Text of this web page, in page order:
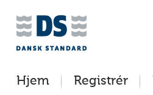
Jump
[s]
Tilgængelighed
Betingelser
Hjem Registrér